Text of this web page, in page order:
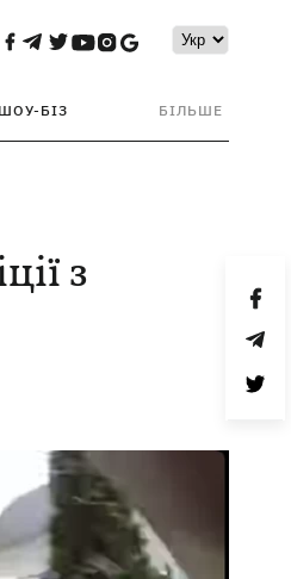
ШОУ-БІЗ БІЛЬШЕ
з